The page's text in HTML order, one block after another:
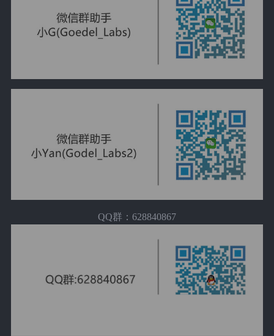
QQ群：628840867